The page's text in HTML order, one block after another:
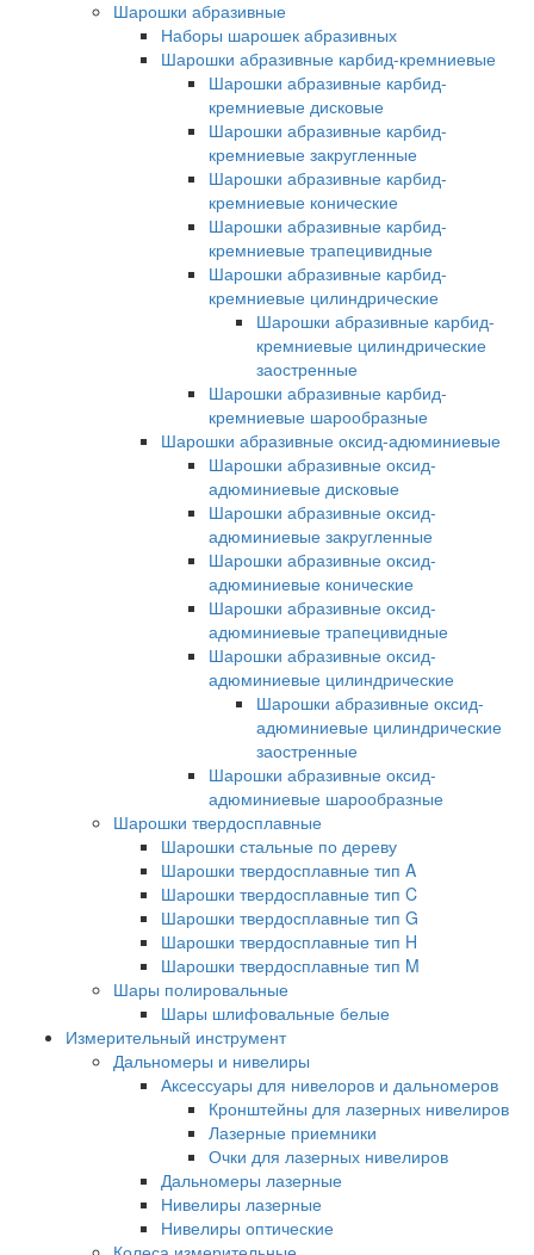
Шарошки абразивные
Наборы шарошек абразивных
Шарошки абразивные карбид-кремниевые
Шарошки абразивные карбид-
кремниевые дисковые
Шарошки абразивные карбид-
кремниевые закругленные
Шарошки абразивные карбид-
кремниевые конические
Шарошки абразивные карбид-
кремниевые трапецивидные
Шарошки абразивные карбид-
кремниевые цилиндрические
Шарошки абразивные карбид-
кремниевые цилиндрические
заостренные
Шарошки абразивные карбид-
кремниевые шарообразные
Шарошки абразивные оксид-адюминиевые
Шарошки абразивные оксид-
адюминиевые дисковые
Шарошки абразивные оксид-
адюминиевые закругленные
Шарошки абразивные оксид-
адюминиевые конические
Шарошки абразивные оксид-
адюминиевые трапецивидные
Шарошки абразивные оксид-
адюминиевые цилиндрические
Шарошки абразивные оксид-
адюминиевые цилиндрические
заостренные
Шарошки абразивные оксид-
адюминиевые шарообразные
Шарошки твердосплавные
Шарошки стальные по дереву
Шарошки твердосплавные тип A
Шарошки твердосплавные тип C
Шарошки твердосплавные тип G
Шарошки твердосплавные тип H
Шарошки твердосплавные тип M
Шары полировальные
Шары шлифовальные белые
Измерительный инструмент
Дальномеры и нивелиры
Аксессуары для нивелоров и дальномеров
Кронштейны для лазерных нивелиров
Лазерные приемники
Очки для лазерных нивелиров
Дальномеры лазерные
Нивелиры лазерные
Нивелиры оптические